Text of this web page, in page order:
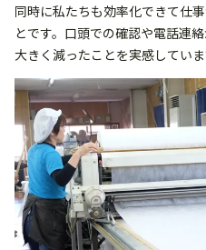
同時に私たちも効率化できて仕
とです。口頭での確認や電話連
大きく減ったことを実感していま